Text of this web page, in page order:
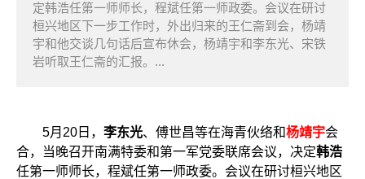
定韩浩任第一师师长，程斌任第一师政委。会议在研讨
桓兴地区下一步工作时，外出归来的王仁斋到会，杨靖
宇和他交谈几句话后宣布休会，杨靖宇和李东光、宋铁
岩听取王仁斋的汇报。...
5月20日， 李东光、傅世昌等在海青伙络和杨靖宇会
合，当晚召开南满特委和第一军党委联席会议，决定韩浩
任第一师师长，程斌任第一师政委。会议在研讨桓兴地区